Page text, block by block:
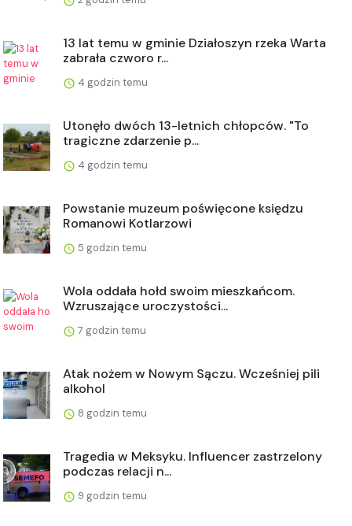
13 lat temu w gminie Działoszyn rzeka Warta
zabrała czworo r...
4 godzin temu
Utonęło dwóch 13-letnich chłopców. "To
tragiczne zdarzenie p...
4 godzin temu
Powstanie muzeum poświęcone księdzu
Romanowi Kotlarzowi
5 godzin temu
Wola oddała hołd swoim mieszkańcom.
Wzruszające uroczystości...
7 godzin temu
Atak nożem w Nowym Sączu. Wcześniej pili
alkohol
8 godzin temu
Tragedia w Meksyku. Influencer zastrzelony
podczas relacji n...
9 godzin temu